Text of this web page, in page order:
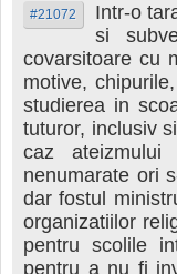
#21072
Intr-o
si
covarsitoare cu
motive,
studierea in
tuturor, inclusiv
caz
nenumarate ori
dar fostul
organizatiilor
pentru scolile
pentru a nu fi